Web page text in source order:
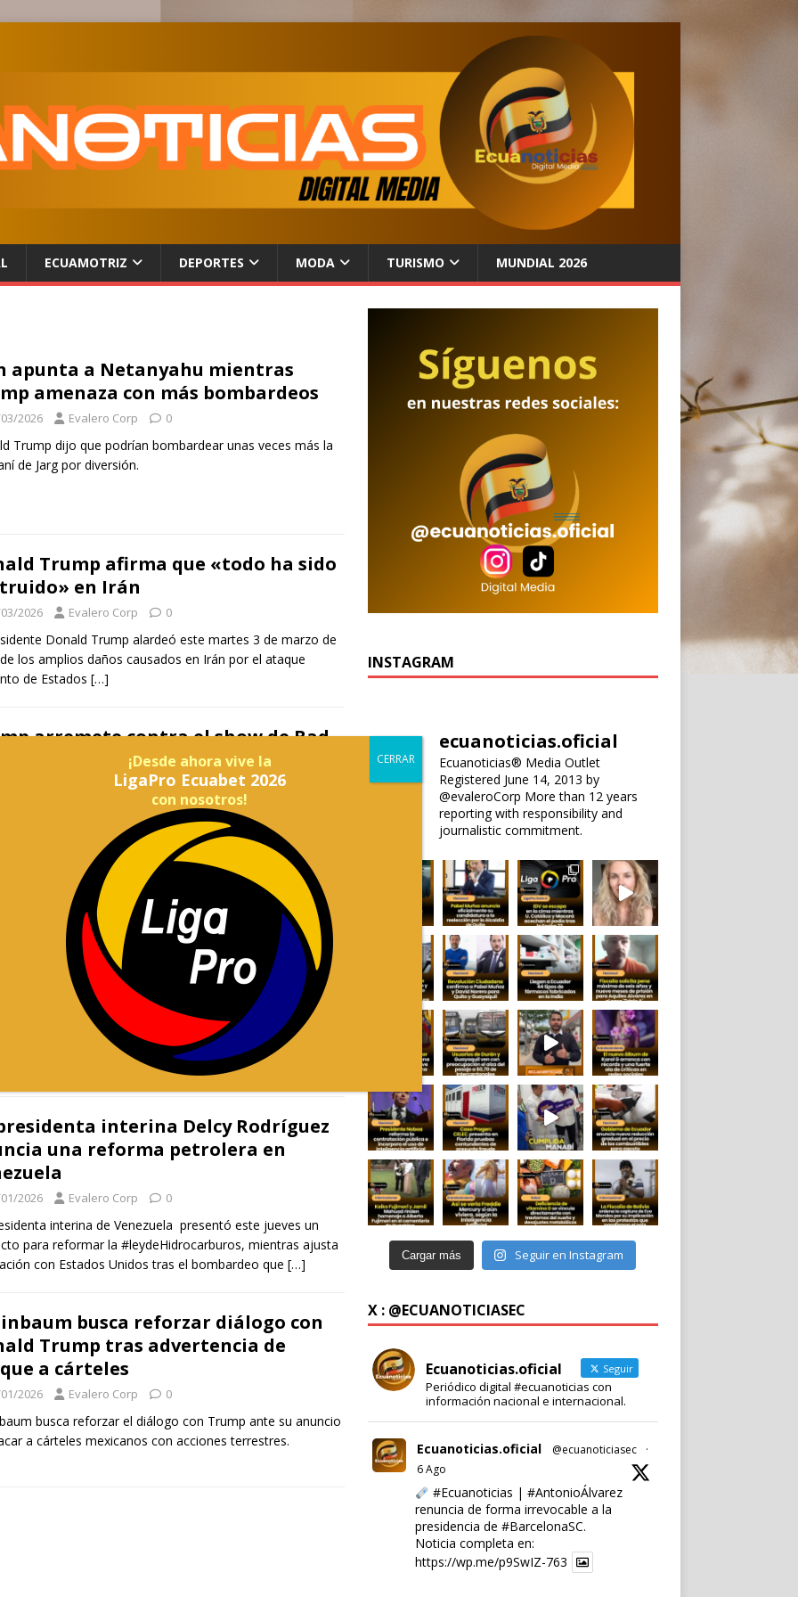
ECUAMOTRIZ DEPORTES MODA TURISMO MUNDIAL 2026
apunta a Netanyahu mientras
amenaza con más bombardeos
2026 Evalero Corp 0
Trump dijo que podrían bombardear unas veces más la
de Jarg por diversión.
Trump afirma que «todo ha sido
en Irán
2026 Evalero Corp 0
Donald Trump alardeó este martes 3 de marzo de
los amplios daños causados en Irán por el ataque
de Estados […]
arremete contra el show de Bad
en el Super Bowl y critica el uso
0
entiende una palabra de lo que dice este tipo», dijo
en su plataforma Truth Social, a pesar de que datos
del gobierno
[…]
de EE. UU recibió a su
colombiano en la Casa Blanca
Evalero Corp
Donald Trump recibió en la Casa Blanca a Gustavo
Los mandatarios han tenido una relación tensa que se ha
interina Delcy Rodríguez
una reforma petrolera en
2026 Evalero Corp 0
interina de Venezuela presentó este jueves un
para reformar la #leydeHidrocarburos, mientras ajusta
con Estados Unidos tras el bombardeo que […]
busca reforzar diálogo con
Trump tras advertencia de
a cárteles
2026 Evalero Corp 0
busca reforzar el diálogo con Trump ante su anuncio
a cárteles mexicanos con acciones terrestres.
INSTAGRAM
ecuanoticias.oficial
Ecuanoticias® Media Outlet
Registered June 14, 2013 by
@evaleroCorp More than 12 years
reporting with responsibility and
journalistic commitment.
Cargar más Seguir en Instagram
X : @ECUANOTICIASEC
Ecuanoticias.oficial Seguir
Periódico digital #ecuanoticias con
información nacional e internacional.
Ecuanoticias.oficial @ecuanoticiasec
·
6 Ago
#Ecuanoticias | #AntonioÁlvarez
renuncia de forma irrevocable a la
presidencia de #BarcelonaSC.
Noticia completa en:
https://wp.me/p9SwIZ-763
¡Desde ahora vive la
LigaPro Ecuabet 2026
con nosotros!